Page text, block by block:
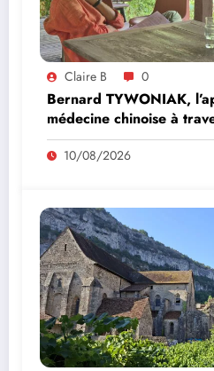
Claire B 0
Bernard TYWONIAK,
médecine chinoise à
corps
10/08/2026